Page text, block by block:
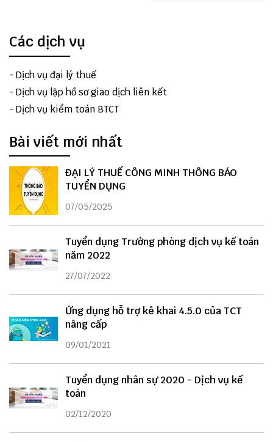
Các dịch vụ
- Dịch vụ đại lý thuế
- Dịch vụ lập hồ sơ giao dịch liên kết
- Dịch vụ kiểm toán BTCT
Bài viết mới nhất
ĐẠI LÝ THUẾ CÔNG MINH THÔNG BÁO
TUYỂN DỤNG
07/05/2025
Tuyển dụng Trưởng phòng dịch vụ kế toán
năm 2022
27/07/2022
Ứng dụng hỗ trợ kê khai 4.5.0 của TCT
nâng cấp
09/01/2021
Tuyển dụng nhân sự 2020 - Dịch vụ kế
toán
02/12/2020